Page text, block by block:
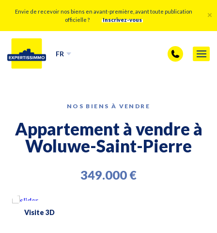
Envie de recevoir nos biens en avant-première, avant toute publication
officielle ?
Inscrivez-vous
FR
NOS BIENS À VENDRE
Appartement à vendre à
Woluwe-Saint-Pierre
349.000 €
Visite 3D